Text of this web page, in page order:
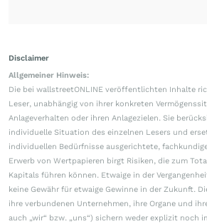
Disclaimer
Allgemeiner Hinweis:
Die bei wallstreetONLINE veröffentlichten Inhalte
Leser, unabhängig von ihrer konkreten
Anlageverhalten oder ihren Anlagezielen. Sie
individuelle Situation des einzelnen Lesers und
individuellen Bedürfnisse ausgerichtete,
Erwerb von Wertpapieren birgt Risiken, die zum
Kapitals führen können. Etwaige in der
keine Gewähr für etwaige Gewinne in der Zukunft.
ihre verbundenen Unternehmen, ihre Organe und
auch „wir“ bzw. „uns“) sichern weder explizit noch